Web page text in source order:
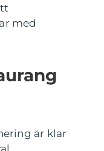
med
är klar